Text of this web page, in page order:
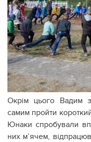
Окрім цього Вадим
самим пройти
Юнаки спробували
них м’ячем,